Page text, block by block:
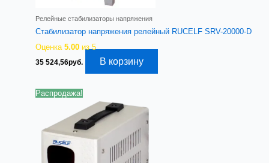
Релейные стабилизаторы напряжения
Стабилизатор напряжения релейный RUCELF SRV-20000-D
Оценка5.00 из 5
35 524,56руб. В корзину
Распродажа!